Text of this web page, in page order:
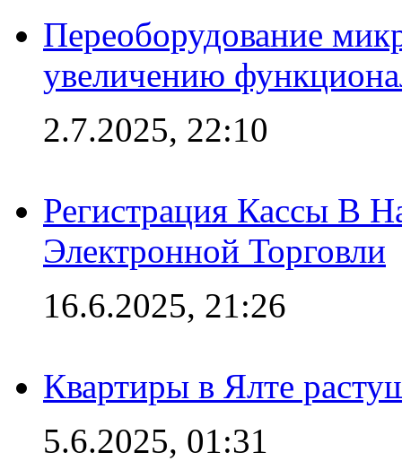
Переоборудование
увеличению
2.7.2025, 22:10
Регистрация Кассы В
Электронной Торговли
16.6.2025, 21:26
Квартиры в Ялте
5.6.2025, 01:31